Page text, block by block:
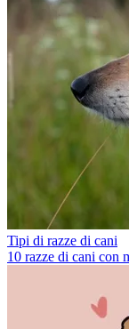
Tipi di razze di cani
10 razze di cani con